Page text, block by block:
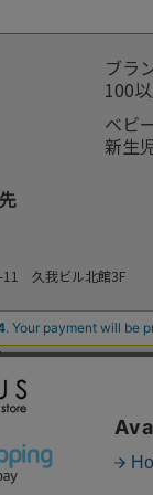
ブラ
100
ベビ
新生
11 久我ビル北館3F